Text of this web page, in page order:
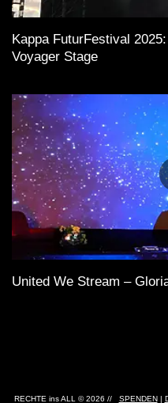
Kappa FuturFestival
Voyager Stage
United We Stream –
RECHTE ins ALL © 2026 // SPENDEN|